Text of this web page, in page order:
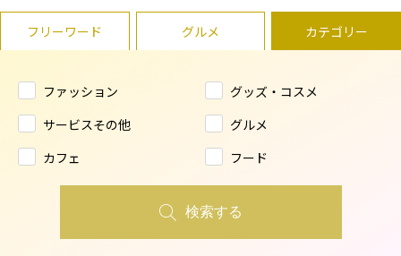
フリーワード グルメ カテゴリー
ファッション
グッズ・コスメ
サービスその他
グルメ
カフェ
フード
検索する